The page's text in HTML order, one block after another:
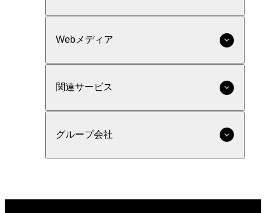
Webメディア
関連サービス
グループ会社